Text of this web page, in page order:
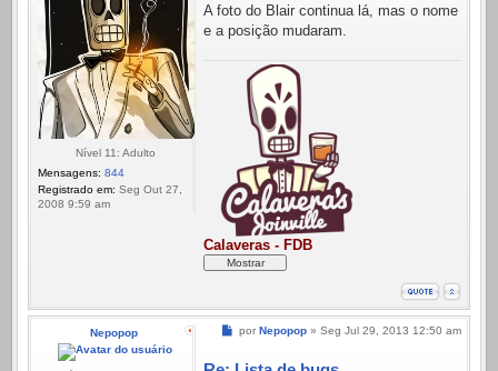
Nível 11: Adulto
Mensagens: 844
Registrado em: Seg Out 27,
2008 9:59 am
A foto do Blair continua lá, mas o nome
e a posição mudaram.
Calaveras - FDB
Nepopop Mensagem
por Nepopop » Seg Jul 29, 2013 12:50 am